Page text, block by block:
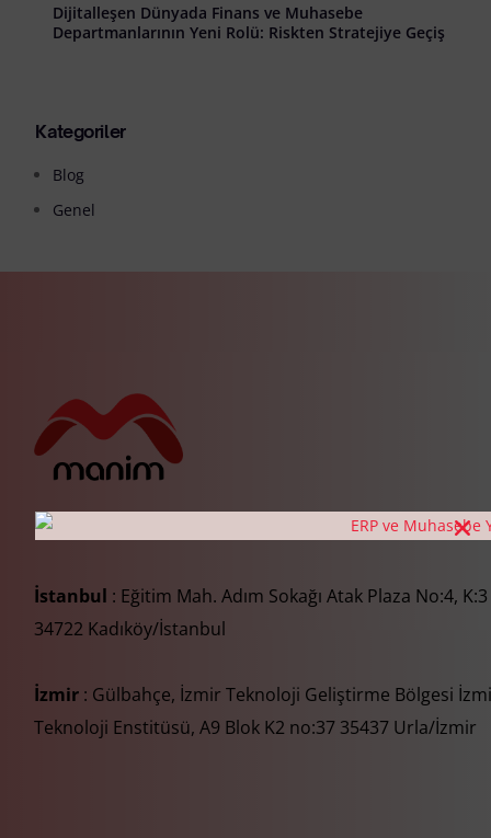
Dijitalleşen Dünyada Finans ve Muhasebe
Departmanlarının Yeni Rolü: Riskten Stratejiye Geçiş
Kategoriler
Blog
Genel
İstanbul : Eğitim Mah. Adım Sokağı Atak Plaza No:4,
34722 Kadıköy/İstanbul
İzmir : Gülbahçe, İzmir Teknoloji Geliştirme Bölgesi
Teknoloji Enstitüsü, A9 Blok K2 no:37 35437 Urla/İzmir